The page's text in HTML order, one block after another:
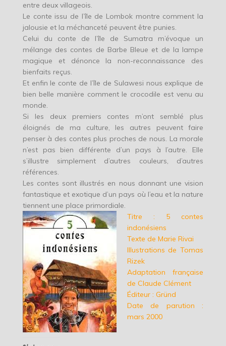
entre deux villageois.
Le conte issu de l’île de Lombok montre comment la
jalousie et la méchanceté peuvent être punies.
Celui du conte de l’île de Sumatra m’évoque un
mélange des contes de Barbe Bleue et de la lampe
magique et dénonce la non-reconnaissance des
bienfaits reçus.
Et enfin le conte de l’île de Sulawesi nous explique de
bien belle manière comment le crocodile est venu au
monde.
Si les deux premiers contes m’ont semblé plus
éloignés de ma culture, les autres peuvent faire
penser à des contes plus proches de nous. La morale
n’est pas bien différente d’un pays à l’autre. Elle
s’illustre simplement d’autres couleurs, d’autres
références.
Les contes sont illustrés en nous donnant une vision
fantastique et exotique d’un pays où l’eau et la nature
tiennent une place primordiale.
Titre : 5 contes
indonésiens
Texte de Marie Rivai
Illustrations de Tomas
Rizek
Adaptation française
de Claude Clément
Éditeur : Gründ
Date de parution :
mars 2000